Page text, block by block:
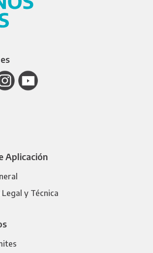
Aplicación
y Técnica